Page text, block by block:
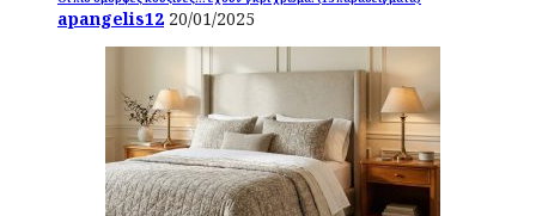
apangelis12 20/01/2025